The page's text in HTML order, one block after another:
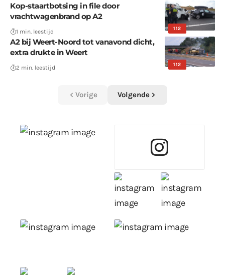
112
Kop-staartbotsing in file door
vrachtwagenbrand op A2
1 min. leestijd
112
A2 bij Weert-Noord tot vanavond dicht,
extra drukte in Weert
2 min. leestijd
Vorige Volgende